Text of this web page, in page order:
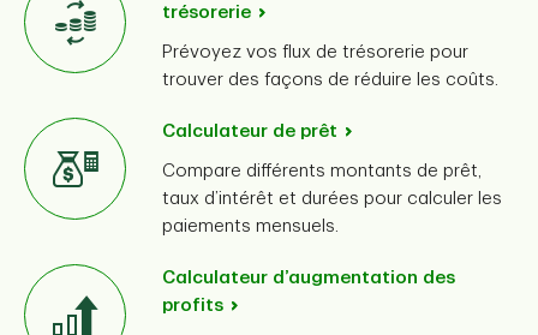
trésorerie
Prévoyez vos flux de trésorerie pour
trouver des façons de réduire les coûts.
Calculateur de prêt
Compare différents montants de prêt,
taux d’intérêt et durées pour calculer les
paiements mensuels.
Calculateur d’augmentation des
profits